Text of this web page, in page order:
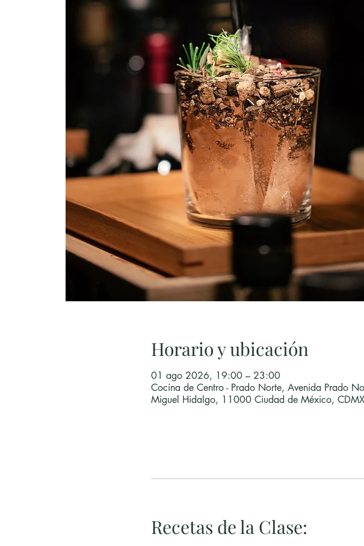
Horario y ubicación
01 ago 2026, 19:00 – 23:00
Cocina de Centro - Prado Norte, Avenida Prado
Miguel Hidalgo, 11000 Ciudad de México,
Recetas de la Clase: